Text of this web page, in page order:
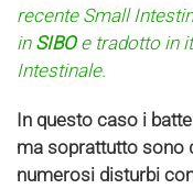
recente Small
in SIBOe tradotto in
Intestinale.
In questo caso i
ma soprattutto sono
numerosi disturbi